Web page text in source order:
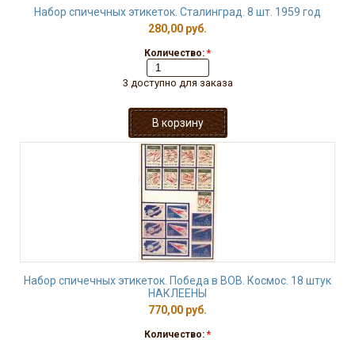
Набор спичечных этикеток. Сталинград. 8 шт. 1959 год
280,00 руб.
Количество: *
3 доступно для заказа
Набор спичечных этикеток. Победа в ВОВ. Космос. 18 штук
НАКЛЕЕНЫ
770,00 руб.
Количество: *